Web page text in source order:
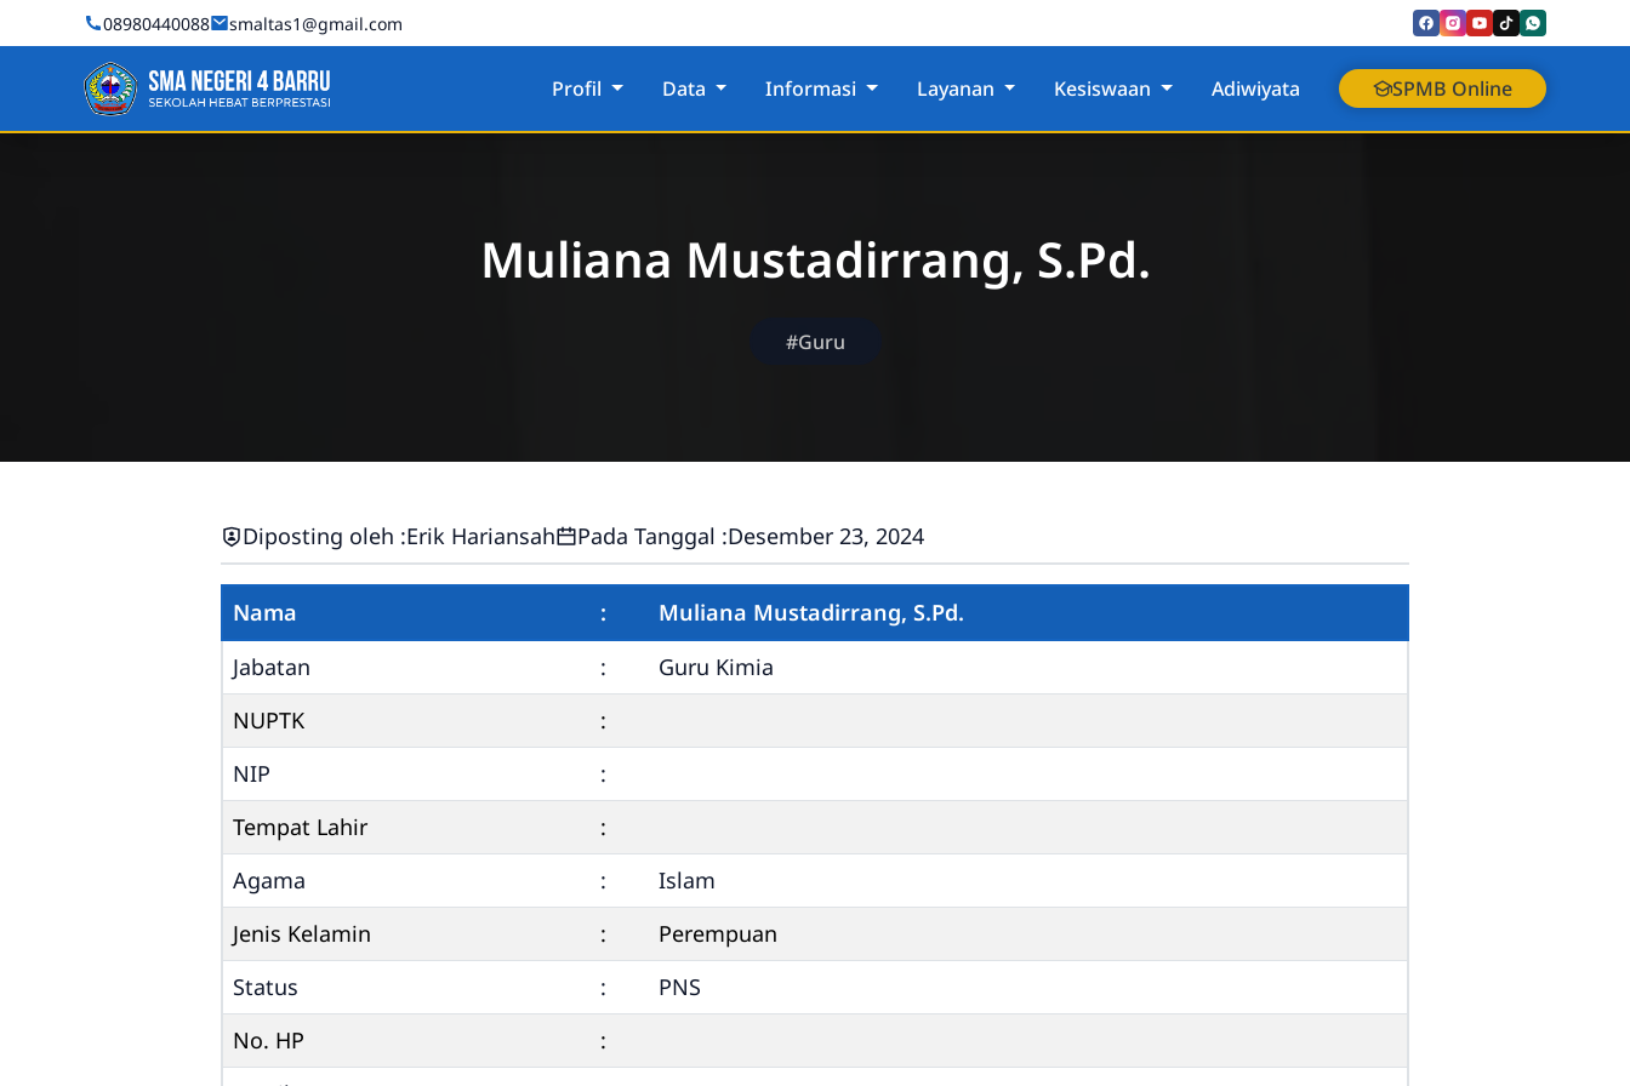
Skip to Content08980440088 smaltas1@gmail.com
SMA Negeri 4 Barru Profil Data Informasi Layanan Kesiswaan Adiwiyata SPMB Online
Muliana Mustadirrang, S.Pd.
#Guru
Diposting oleh :Erik Hariansah Pada Tanggal :Desember 23, 2024
Nama :
Muliana Mustadirrang, S.Pd.
Jabatan
:
Guru Kimia
NUPTK
:
NIP
:
Tempat Lahir
:
Agama
:
Islam
Jenis Kelamin
:
Perempuan
Status
:
PNS
No. HP
: